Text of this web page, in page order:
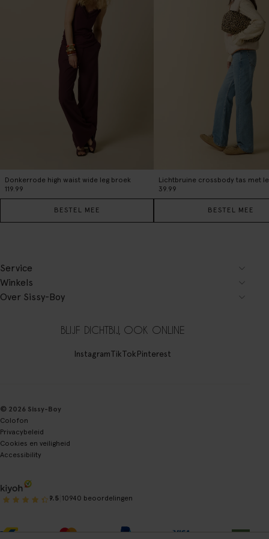
Donkerrode high waist wide leg broek
119.99
BESTEL MEE
39.99
BESTEL MEE
Service
Winkels
Over Sissy-Boy
BLIJF DICHTBIJ, OOK ONLINE
InstagramTikTokPinterest
© 2026 Sissy-Boy
Colofon
Privacybeleid
Cookies en veiligheid
Accessibility
9.5 10940 beoordelingen